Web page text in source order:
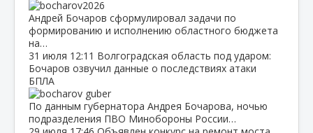
Андрей Бочаров сформулировал задачи по
формированию и исполнению областного бюджета
на…
31 июля 12:11 Волгоградская область под ударом:
Бочаров озвучил данные о последствиях атаки
БПЛА
По данным губернатора Андрея Бочарова, ночью
подразделения ПВО Минобороны России…